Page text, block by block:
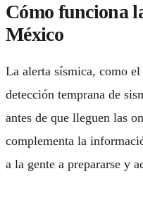
Cómo funciona
México
La alerta sísmica, como
detección temprana de
antes de que lleguen las
complementa la
a la gente a prepararse y